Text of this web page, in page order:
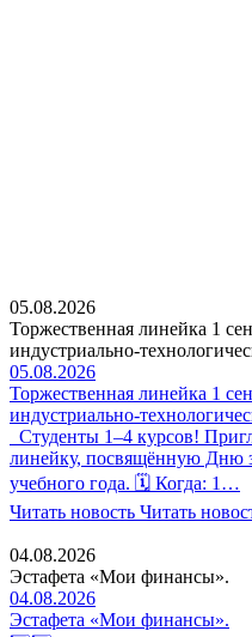
05.08.2026
Торжественная линейка 1
индустриально-
05.08.2026
Торжественная линейка 1
индустриально-
Студенты 1–4 курсов!
линейку, посвящённую Дню
учебного года. 🗓 Когда: 1…
Читать новость Читать
04.08.2026
Эстафета «Мои финансы».
04.08.2026
Эстафета «Мои финансы».